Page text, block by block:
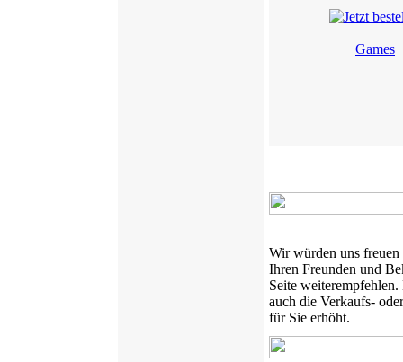
Games
Wir würden uns freuen
Ihren Freunden und
Seite
auch die Verkaufs-
für Sie erhöht.